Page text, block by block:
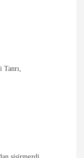
Tanrı,